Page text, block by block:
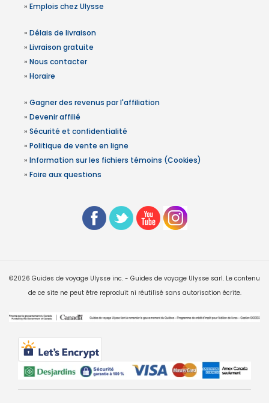
» Emplois chez Ulysse
» Délais de livraison
» Livraison gratuite
» Nous contacter
» Horaire
» Gagner des revenus par l'affiliation
» Devenir affilié
» Sécurité et confidentialité
» Politique de vente en ligne
» Information sur les fichiers témoins (Cookies)
» Foire aux questions
©2026 Guides de voyage Ulysse inc. - Guides de voyage Ulysse sarl. Le contenu
de ce site ne peut être reproduit ni réutilisé sans autorisation écrite.